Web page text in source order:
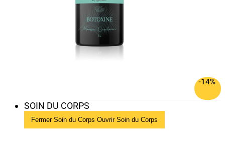
-14%
SOIN DU CORPS
Fermer Soin du Corps Ouvrir Soin du Corps